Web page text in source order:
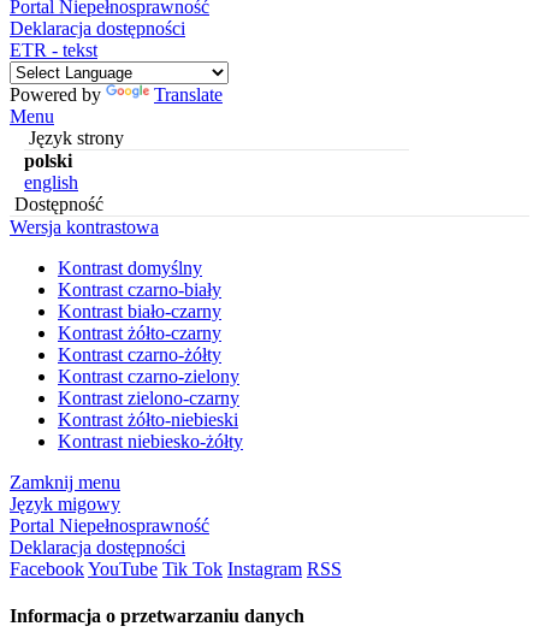
Portal Niepełnosprawność
Deklaracja dostępności
ETR - tekst
Powered by
Translate
Menu
Język strony
polski
english
Dostępność
Wersja kontrastowa
Kontrast domyślny
Kontrast czarno-biały
Kontrast biało-czarny
Kontrast żółto-czarny
Kontrast czarno-żółty
Kontrast czarno-zielony
Kontrast zielono-czarny
Kontrast żółto-niebieski
Kontrast niebiesko-żółty
Zamknij menu
Język migowy
Portal Niepełnosprawność
Deklaracja dostępności
FacebookYouTube Tik Tok Instagram RSS
Informacja o przetwarzaniu danych